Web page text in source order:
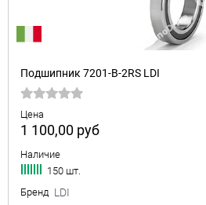
Подшипник 7201-B-2RS LDI
Цена
1 100,00 руб
Наличие
150 шт.
Бренд LDI